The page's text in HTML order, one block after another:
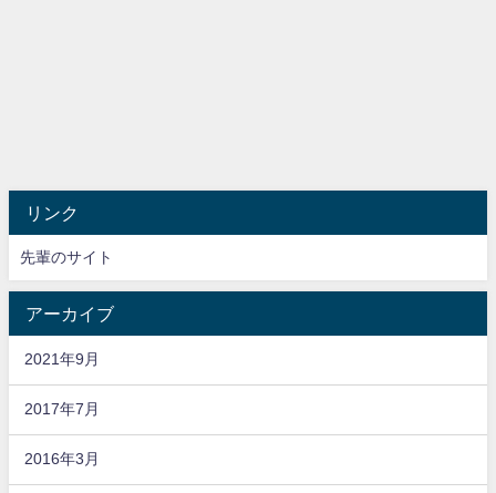
リンク
先輩のサイト
アーカイブ
2021年9月
2017年7月
2016年3月